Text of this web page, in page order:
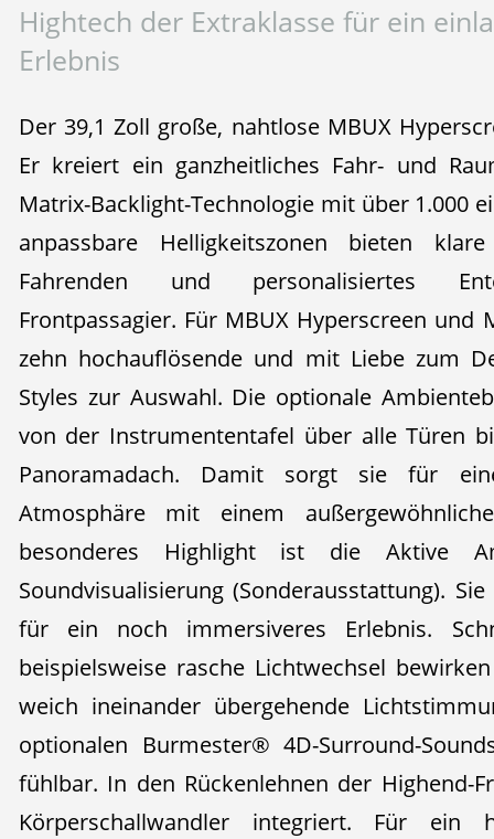
Hightech der Extraklasse für ein
Erlebnis
Der 39,1 Zoll große, nahtlose MBUX
Er kreiert ein ganzheitliches Fahr- und
Matrix-Backlight-Technologie mit über 1.000
anpassbare Helligkeitszonen bieten
Fahrenden und personalisiertes
Frontpassagier. Für MBUX Hyperscreen und
zehn hochauflösende und mit Liebe zum
Styles zur Auswahl. Die optionale
von der Instrumententafel über alle Türen
Panoramadach. Damit sorgt sie für
Atmosphäre mit einem
besonderes Highlight ist die Aktive
Soundvisualisierung (Sonderausstattung).
für ein noch immersiveres Erlebnis.
beispielsweise rasche Lichtwechsel
weich ineinander übergehende
optionalen Burmester® 4D-Surround-
fühlbar. In den Rückenlehnen der Highend-
Körperschallwandler integriert. Für ein